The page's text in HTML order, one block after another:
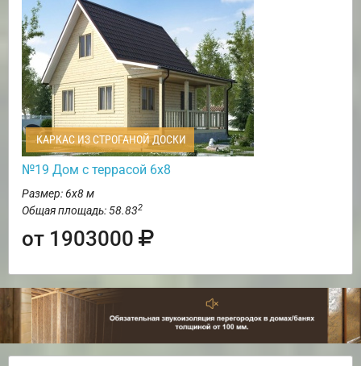
КАРКАС ИЗ СТРОГАНОЙ ДОСКИ
№19 Дом с террасой 6х8
Размер: 6х8 м
Общая площадь: 58.832
от 1903000